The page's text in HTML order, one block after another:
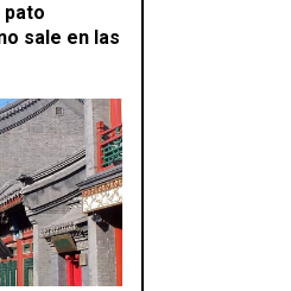
pato
sale en las